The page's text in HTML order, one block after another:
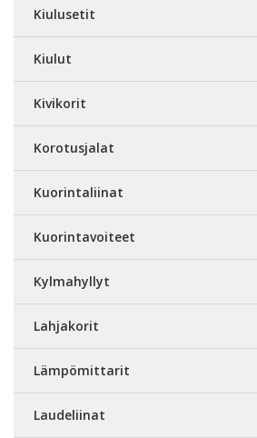
Kiulusetit
Kiulut
Kivikorit
Korotusjalat
Kuorintaliinat
Kuorintavoiteet
Kylmahyllyt
Lahjakorit
Lämpömittarit
Laudeliinat